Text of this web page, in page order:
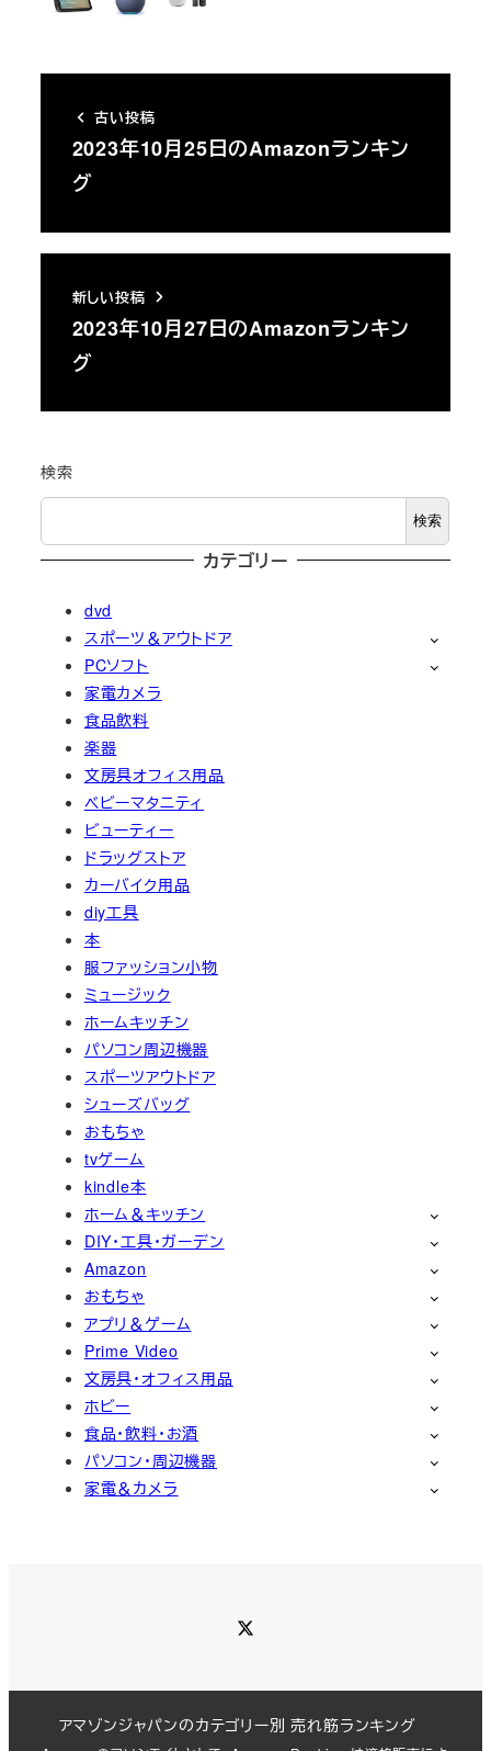
古い投稿
2023年10月25日のAmazonランキン
グ
新しい投稿
2023年10月27日のAmazonランキン
グ
検索
検索
カテゴリー
dvd
スポーツ＆アウトドア
PCソフト
家電カメラ
食品飲料
楽器
文房具オフィス用品
ベビーマタニティ
ビューティー
ドラッグストア
カーバイク用品
diy工具
本
服ファッション小物
ミュージック
ホームキッチン
パソコン周辺機器
スポーツアウトドア
シューズバッグ
おもちゃ
tvゲーム
kindle本
ホーム＆キッチン
DIY・工具・ガーデン
Amazon
おもちゃ
アプリ＆ゲーム
Prime Video
文房具・オフィス用品
ホビー
食品・飲料・お酒
パソコン・周辺機器
家電＆カメラ
アマゾンジャパンのカテゴリー別 売れ筋ランキング